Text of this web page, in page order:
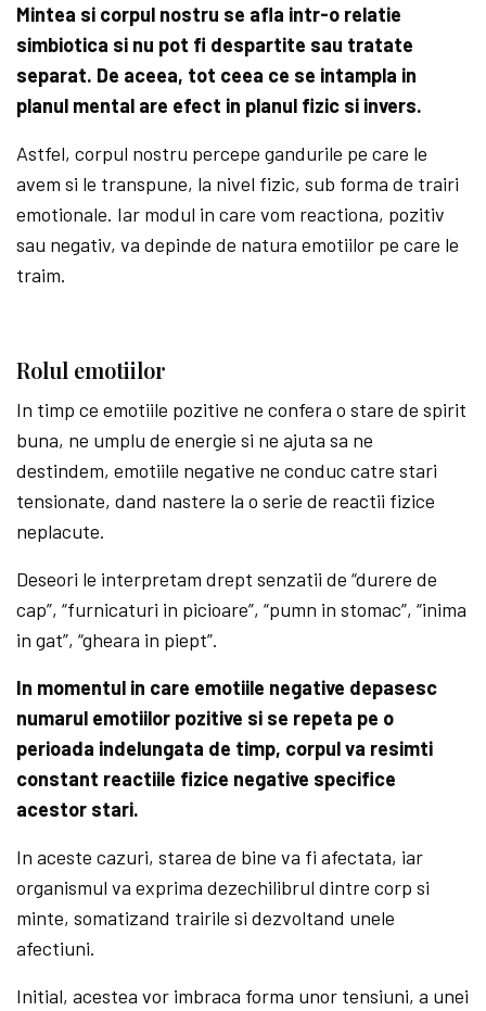
Mintea si corpul nostru se afla intr-o relatie
simbiotica si nu pot fi despartite sau tratate
separat. De aceea, tot ceea ce se intampla in
planul mental are efect in planul fizic si invers.
Astfel, corpul nostru percepe gandurile pe care le
avem si le transpune, la nivel fizic, sub forma de trairi
emotionale. Iar modul in care vom reactiona, pozitiv
sau negativ, va depinde de natura emotiilor pe care le
traim.
Rolul emotiilor
In timp ce emotiile pozitive ne confera o stare de spirit
buna, ne umplu de energie si ne ajuta sa ne
destindem, emotiile negative ne conduc catre stari
tensionate, dand nastere la o serie de reactii fizice
neplacute.
Deseori le interpretam drept senzatii de “durere de
cap”, “furnicaturi in picioare”, “pumn in stomac”, “inima
in gat”, “gheara in piept”.
In momentul in care emotiile negative depasesc
numarul emotiilor pozitive si se repeta pe o
perioada indelungata de timp, corpul va resimti
constant reactiile fizice negative specifice
acestor stari.
In aceste cazuri, starea de bine va fi afectata, iar
organismul va exprima dezechilibrul dintre corp si
minte, somatizand trairile si dezvoltand unele
afectiuni.
Initial, acestea vor imbraca forma unor tensiuni, a unei